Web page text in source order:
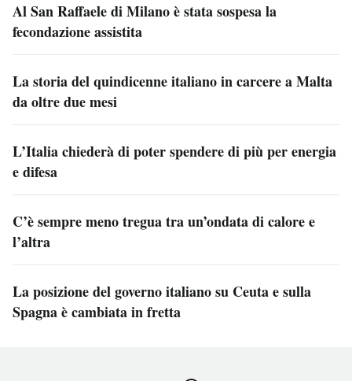
Al San Raffaele di Milano è stata sospesa la
fecondazione assistita
La storia del quindicenne italiano in carcere a Malta
da oltre due mesi
L’Italia chiederà di poter spendere di più per energia
e difesa
C’è sempre meno tregua tra un’ondata di calore e
l’altra
La posizione del governo italiano su Ceuta e sulla
Spagna è cambiata in fretta